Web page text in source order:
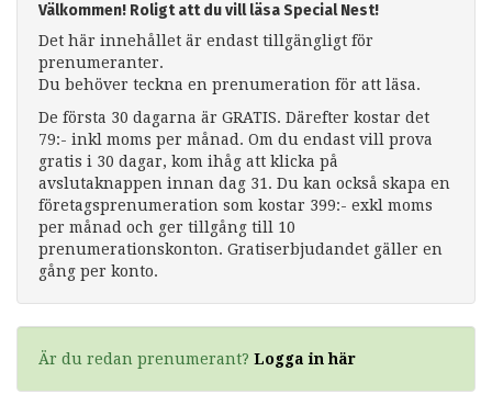
Välkommen! Roligt att du vill läsa Special Nest!
Det här innehållet är endast tillgängligt för
prenumeranter.
Du behöver teckna en prenumeration för att läsa.
De första 30 dagarna är GRATIS. Därefter kostar det
79:- inkl moms per månad. Om du endast vill prova
gratis i 30 dagar, kom ihåg att klicka på
avslutaknappen innan dag 31. Du kan också skapa en
företagsprenumeration som kostar 399:- exkl moms
per månad och ger tillgång till 10
prenumerationskonton. Gratiserbjudandet gäller en
gång per konto.
Är du redan prenumerant? Logga in här